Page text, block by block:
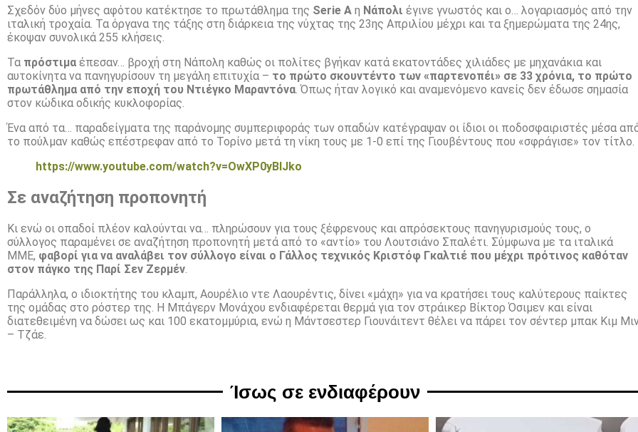
Σχεδόν δύο μήνες αφότου κατέκτησε το πρωτάθλημα της Serie A η Νάπολι έγινε γνωστός και ο… λογαριασμός από την
ιταλική τροχαία. Τα όργανα της τάξης στη διάρκεια της νύχτας της 23ης Απριλίου μέχρι και τα ξημερώματα της 24ης,
έκοψαν συνολικά 255 κλήσεις.
Τα πρόστιμα έπεσαν… βροχή στη Νάπολη καθώς οι πολίτες βγήκαν κατά εκατοντάδες χιλιάδες με μηχανάκια και
αυτοκίνητα να πανηγυρίσουν τη μεγάλη επιτυχία – το πρώτο σκουντέντο των «παρτενοπέι» σε 33 χρόνια, το πρώτο
πρωτάθλημα από την εποχή του Ντιέγκο Μαραντόνα . Όπως ήταν λογικό και αναμενόμενο κανείς δεν έδωσε σημασία
στον κώδικα οδικής κυκλοφορίας.
Ένα από τα… παραδείγματα της παράνομης συμπεριφοράς των οπαδών κατέγραψαν οι ίδιοι οι ποδοσφαιριστές μέσα
το πούλμαν καθώς επέστρεφαν από το Τορίνο μετά τη νίκη τους με 1-0 επί της Γιουβέντους που «σφράγισε» τον τίτλο.
https://www.youtube.com/watch?v=OwXP0yBIJko
Σε αναζήτηση προπονητή
Κι ενώ οι οπαδοί πλέον καλούνται να… πληρώσουν για τους ξέφρενους και απρόσεκτους πανηγυρισμούς τους, ο
σύλλογος παραμένει σε αναζήτηση προπονητή μετά από το «αντίο» του Λουτσιάνο Σπαλέτι. Σύμφωνα με τα ιταλικά
ΜΜΕ, φαβορί για να αναλάβει τον σύλλογο είναι ο Γάλλος τεχνικός Κριστόφ Γκαλτιέ που μέχρι πρότινος καθόταν
στον πάγκο της Παρί Σεν Ζερμέν
Παράλληλα, ο ιδιοκτήτης του κλαμπ, Αουρέλιο ντε Λαουρέντις, δίνει «μάχη» για να κρατήσει τους καλύτερους παίκτες
της ομάδας στο ρόστερ της. Η Μπάγερν Μονάχου ενδιαφέρεται θερμά για τον στράικερ Βίκτορ Όσιμεν και είναι
διατεθειμένη να δώσει ως και 100 εκατομμύρια, ενώ η Μάντσεστερ Γιουνάιτεντ θέλει να πάρει τον σέντερ μπακ Κιμ
– Τζάε.
Ίσως σε ενδιαφέρουν